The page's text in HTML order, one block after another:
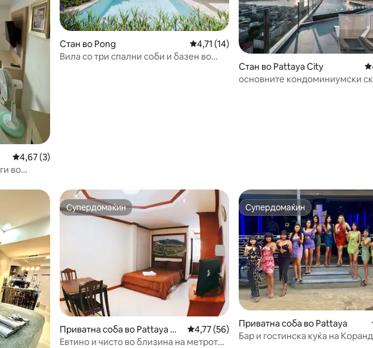
Просечна оцена: 4,67 од 5, 3 рецензии
4,67 (3)
во
Стан во Pong Просечна оцена: 4,71 од 5, 14 рецензии
4,71 (14)
Вила со три спални соби и базен во
Стан во Pattaya City
основните кондоминиумски
Супердомаќин
Супердомаќин
Приватна соба во Pattaya Cit
y
Просечна оцена: 4,77 од 5, 56 рецензии
4,77 (56)
Евтино и чисто во близина на метрото
Супердомаќин
Супердомаќин
Приватна соба во Pattaya
Бар и гостинска куќа на